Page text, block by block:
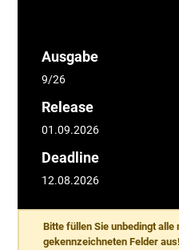
Ausgabe
9/26
Release
01.09.2026
Deadline
12.08.2026
Bitte füllen Sie unbedingt alle
gekennzeichneten Felder